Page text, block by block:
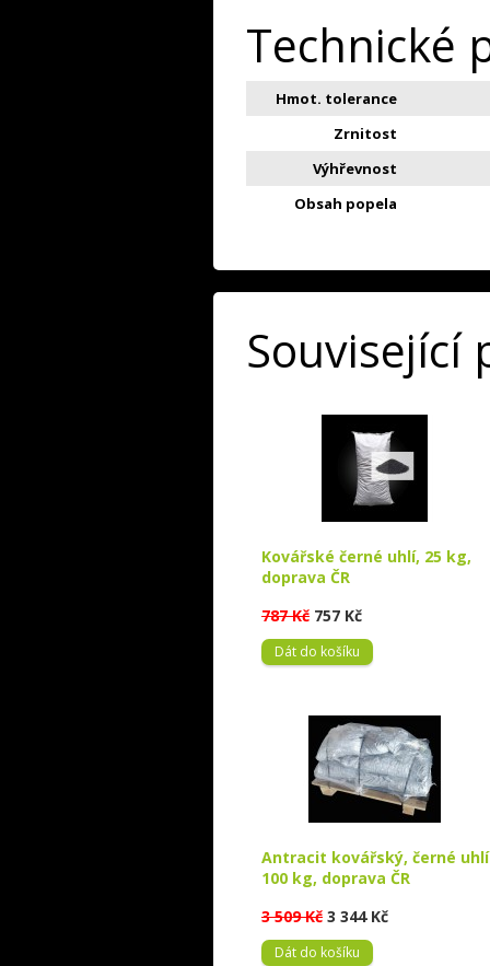
Technické
Hmot. tolerance
Zrnitost
Výhřevnost
Obsah popela
Související
Kovářské černé uhlí, 25 kg,
doprava ČR
787 Kč 757 Kč
Dát do košíku
Antracit kovářský, černé uhlí
100 kg, doprava ČR
3 509 Kč 3 344 Kč
Dát do košíku